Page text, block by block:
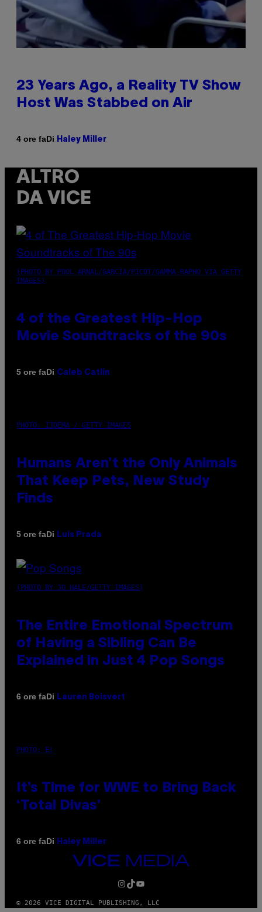
23 Years Ago, a Reality TV Show
Host Was Stabbed on Air
4 ore faDi Haley Miller
ALTRO
DA VICE
(PHOTO BY POOL ARNAL/GARCIA/PICOT/GAMMA-RAPHO VIA GETTY
IMAGES)
4 of the Greatest Hip-Hop
Movie Soundtracks of the 90s
5 ore faDi Caleb Catlin
PHOTO: IJDEMA / GETTY IMAGES
Humans Aren’t the Only Animals
That Keep Pets, New Study
Finds
5 ore faDi Luis Prada
(PHOTO BY JO HALE/GETTY IMAGES)
The Entire Emotional Spectrum
of Having a Sibling Can Be
Explained in Just 4 Pop Songs
6 ore faDi Lauren Boisvert
PHOTO: E!
It’s Time for WWE to Bring Back
‘Total Divas’
6 ore faDi Haley Miller
VICE
MEDIA
INSTAGRAM
TIKTOK
YOUTUBE
© 2026 VICE DIGITAL PUBLISHING, LLC